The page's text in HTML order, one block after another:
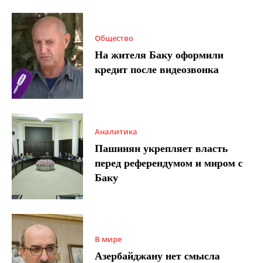
Общество
На жителя Баку оформили
кредит после видеозвонка
Аналитика
Пашинян укрепляет власть
перед референдумом и миром с
Баку
В мире
Азербайджану нет смысла